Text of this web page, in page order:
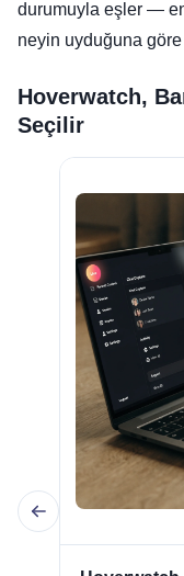
durumuyla eşler —
neyin uyduğuna
Hoverwatch,
Seçilir